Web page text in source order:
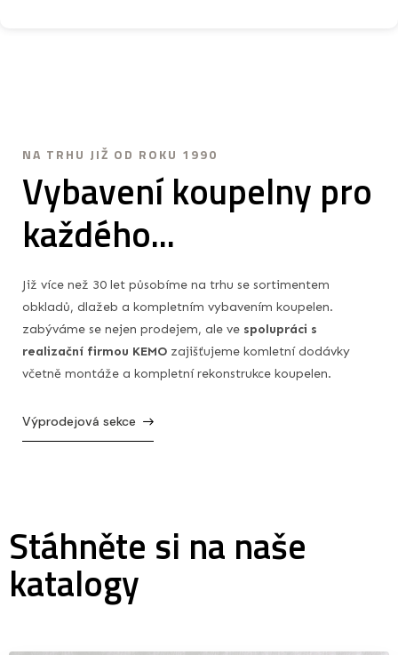
NA TRHU JIŽ OD ROKU 1990
Vybaveníkoupelny pro
každého...
Již více než 30 let působíme na trhu se sortimentem
obkladů, dlažeb a kompletním vybavením koupelen.
zabýváme se nejen prodejem, ale ve spolupráci s
realizační firmou KEMO zajišťujeme komletní dodávky
včetně montáže a kompletní rekonstrukce koupelen.
Výprodejová sekce
Stáhněte si na naše
katalogy